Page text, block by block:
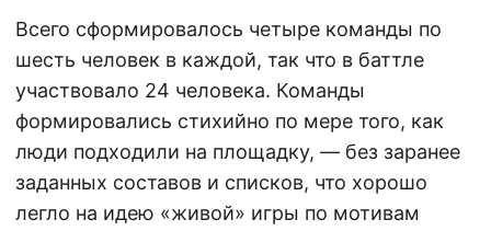
Всего сформировалось четыре команды по
шесть человек в каждой, так что в баттле
участвовало 24 человека. Команды
формировались стихийно по мере того, как
люди подходили на площадку, — без заранее
заданных составов и списков, что хорошо
легло на идею «живой» игры по мотивам